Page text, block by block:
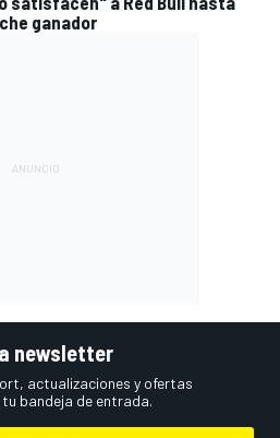
ganador
newsletter
actualizaciones y ofertas
bandeja de entrada.